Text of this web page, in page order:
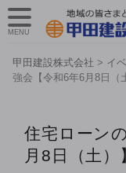
甲田建設株式会社 > イ
強会【令和6年6月8日（
住宅ローン
月8日（土）
MENU